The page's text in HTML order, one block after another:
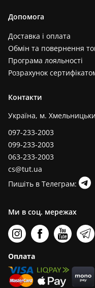
Допомога
Доставка і оплата
Обмін та повернення
Програма лояльності
Розрахунок
Контакти
Україна, м.
097-233-2003
099-233-2003
063-233-2003
cs@tut.ua
Пишіть в Телеграм:
Ми в соц. мережах
Оплата